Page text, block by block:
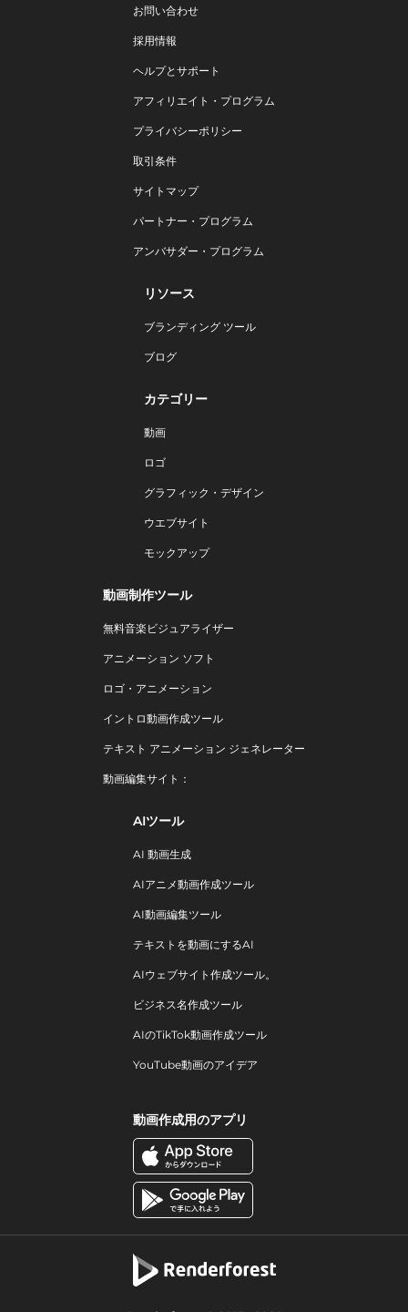
お問い合わせ
採用情報
ヘルプとサポート
アフィリエイト・プログラム
プライバシーポリシー
取引条件
サイトマップ
パートナー・プログラム
アンバサダー・プログラム
リソース
ブランディング ツール
ブログ
カテゴリー
動画
ロゴ
グラフィック・デザイン
ウエブサイト
モックアップ
動画制作ツール
無料音楽ビジュアライザー
アニメーション ソフト
ロゴ・アニメーション
イントロ動画作成ツール
テキスト アニメーション ジェネレーター
動画編集サイト：
AIツール
AI 動画生成
AIアニメ動画作成ツール
AI動画編集ツール
テキストを動画にするAI
AIウェブサイト作成ツール。
ビジネス名作成ツール
AIのTikTok動画作成ツール
YouTube動画のアイデア
動画作成用のアプリ